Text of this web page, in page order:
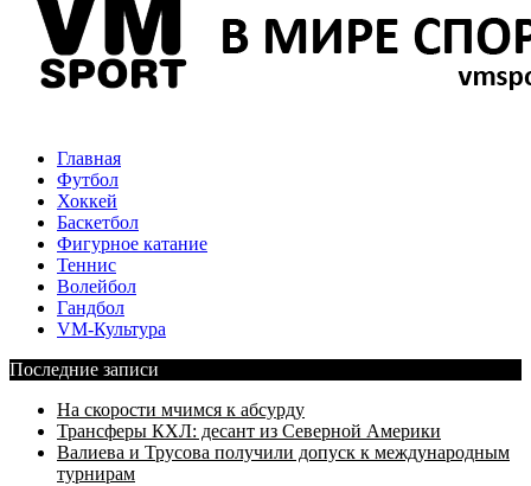
Главная
Футбол
Хоккей
Баскетбол
Фигурное катание
Теннис
Волейбол
Гандбол
VM-Культура
Последние записи
На скорости мчимся к абсурду
Трансферы КХЛ: десант из Северной Америки
Валиева и Трусова получили допуск к международным
турнирам